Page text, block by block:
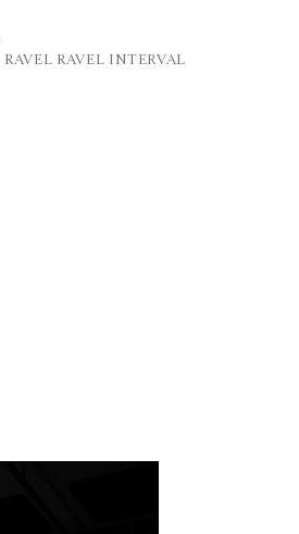
RAVEL RAVEL INTERVAL